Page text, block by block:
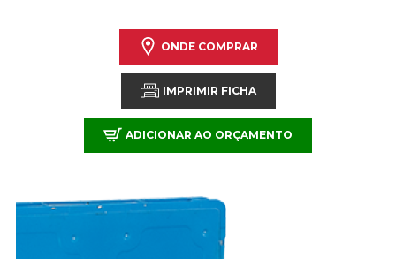
ONDE COMPRAR
IMPRIMIR FICHA
ADICIONAR AO ORÇAMENTO